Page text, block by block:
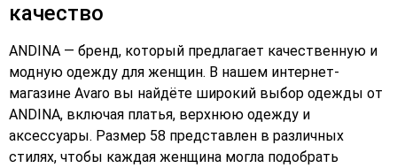
качество
ANDINA — бренд, который предлагает качественную и
модную одежду для женщин. В нашем интернет-
магазине Avaro вы найдёте широкий выбор одежды от
ANDINA, включая платья, верхнюю одежду и
аксессуары. Размер 58 представлен в различных
стилях, чтобы каждая женщина могла подобрать